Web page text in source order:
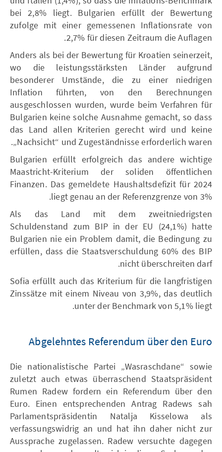
bei 2,8% liegt. Bulgarien erfüllt der Bewertung
zufolge mit einer gemessenen Inflationsrate von
2,7% für diesen Zeitraum die Auflagen.
Anders als bei der Bewertung für Kroatien seinerzeit,
wo die leistungsstärksten Länder aufgrund
besonderer Umstände, die zu einer niedrigen
Inflation führten, von den Berechnungen
ausgeschlossen wurden, wurde beim Verfahren für
Bulgarien keine solche Ausnahme gemacht, so dass
das Land allen Kriterien gerecht wird und keine
„Nachsicht“ und Zugeständnisse erforderlich waren.
Bulgarien erfüllt erfolgreich das andere wichtige
Maastricht-Kriterium der soliden öffentlichen
Finanzen. Das gemeldete Haushaltsdefizit für 2024
liegt genau an der Referenzgrenze von 3%.
Als das Land mit dem zweitniedrigsten
Schuldenstand zum BIP in der EU (24,1%) hatte
Bulgarien nie ein Problem damit, die Bedingung zu
erfüllen, dass die Staatsverschuldung 60% des BIP
nicht überschreiten darf.
Sofia erfüllt auch das Kriterium für die langfristigen
Zinssätze mit einem Niveau von 3,9%, das deutlich
unter der Benchmark von 5,1% liegt.
Abgelehntes Referendum über den Euro
Die nationalistische Partei „Wasraschdane“ sowie
zuletzt auch etwas überraschend Staatspräsident
Rumen Radew fordern ein Referendum über den
Euro. Einen entsprechenden Antrag Radews sah
Parlamentspräsidentin Natalja Kisselowa als
verfassungswidrig an und hat ihn daher nicht zur
Aussprache zugelassen. Radew versuchte dagegen